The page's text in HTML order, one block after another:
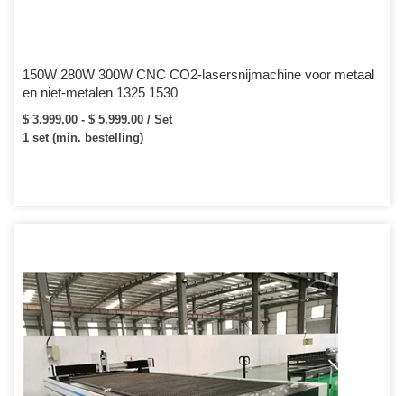
150W 280W 300W CNC CO2-lasersnijmachine voor metaal
en niet-metalen 1325 1530
$ 3.999.00 - $ 5.999.00 / Set
1 set (min. bestelling)